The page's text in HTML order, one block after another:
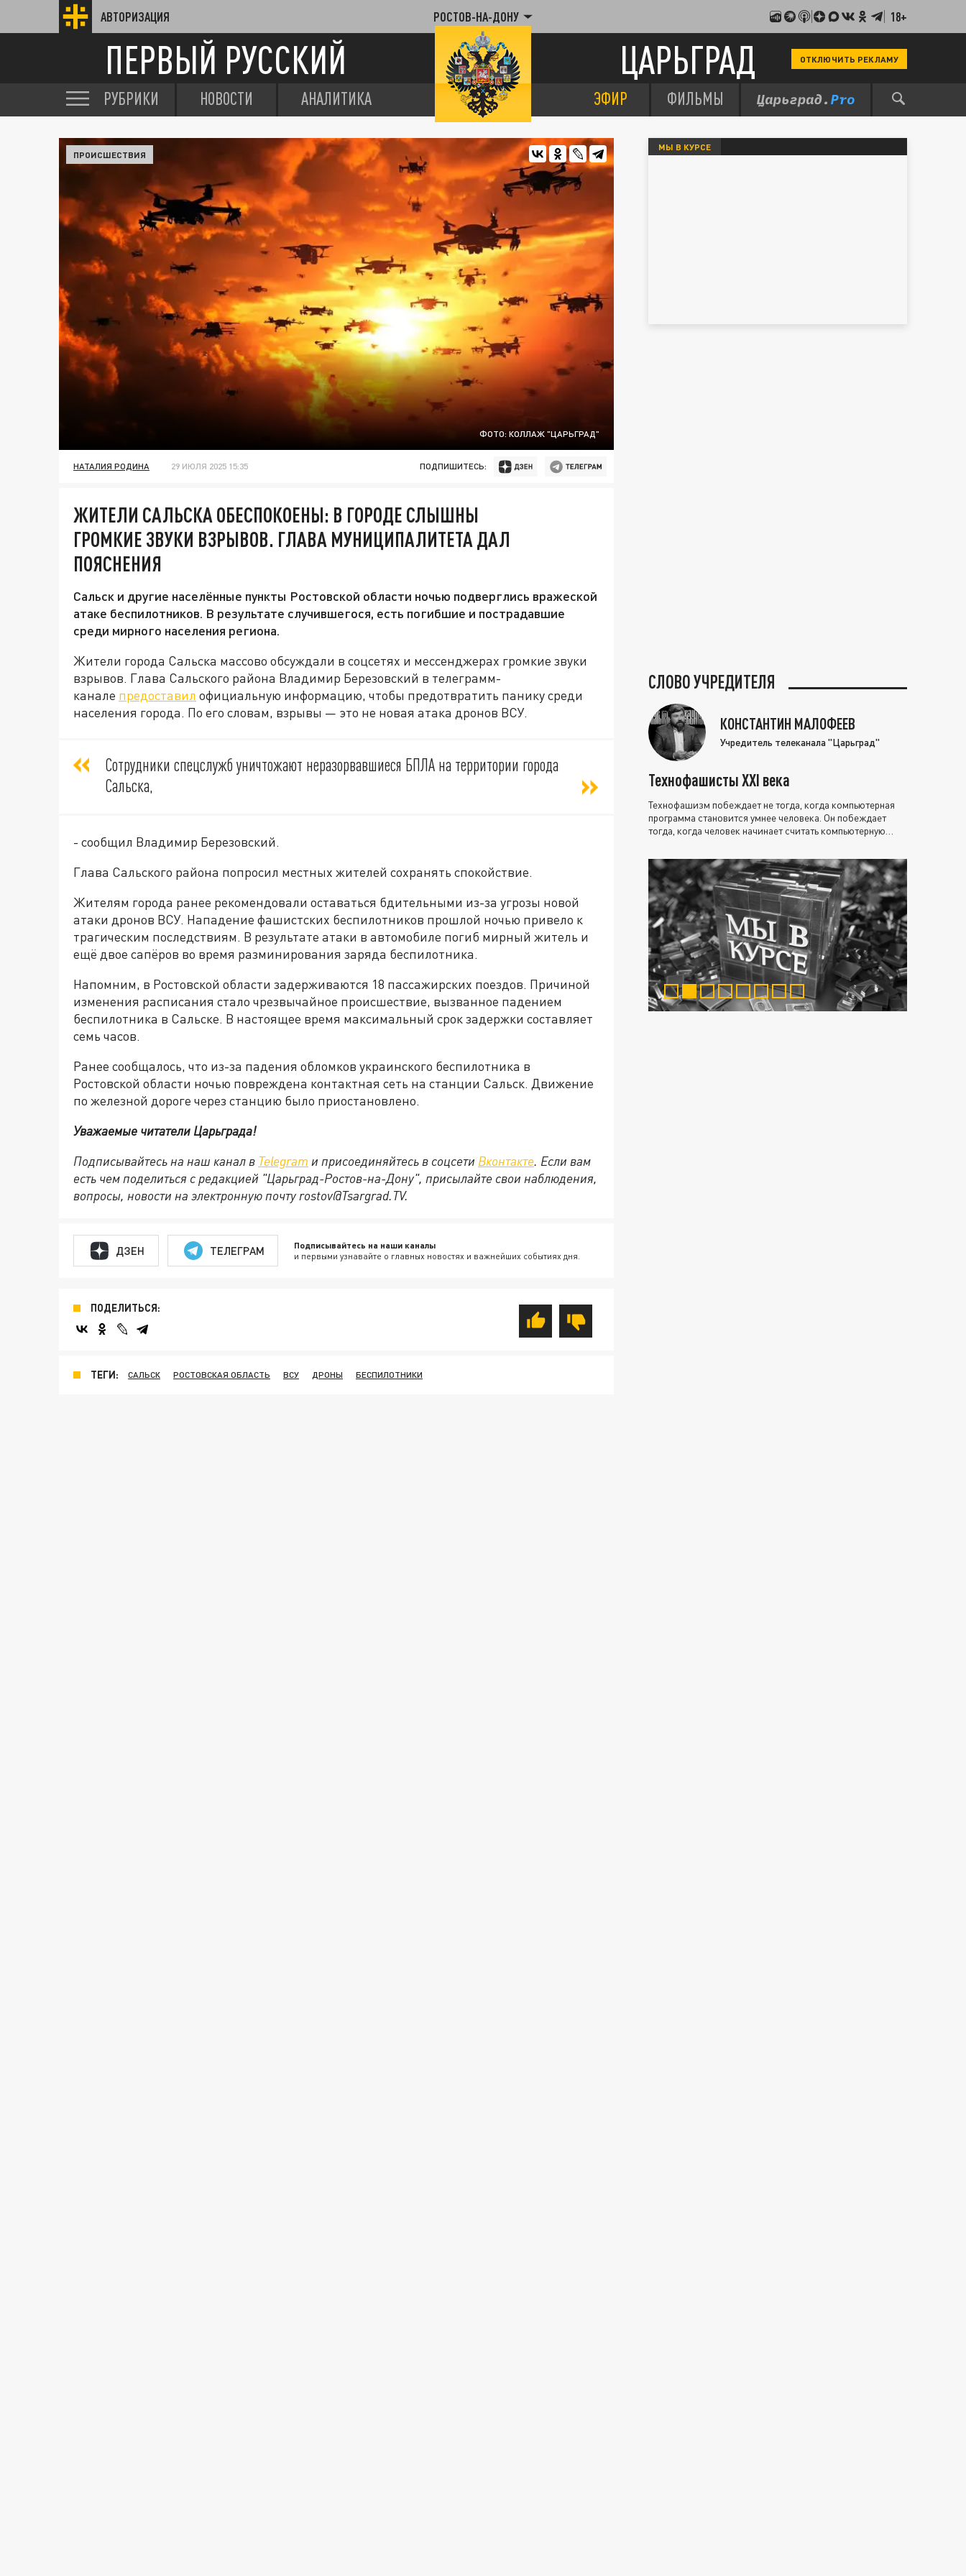
АВТОРИЗАЦИЯ РОСТОВ-НА-ДОНУ 18+
ПЕРВЫЙ РУССКИЙ ЦАРЬГРАД ОТКЛЮЧИТЬ РЕКЛАМУ
РУБРИКИ НОВОСТИ АНАЛИТИКА ЭФИР ФИЛЬМЫ
ФОТО: КОЛЛАЖ "ЦАРЬГРАД"
ПРОИСШЕСТВИЯ
НАТАЛИЯ РОДИНА 29 ИЮЛЯ 2025 15:35 ПОДПИШИТЕСЬ:
ЖИТЕЛИ САЛЬСКА ОБЕСПОКОЕНЫ: В ГОРОДЕ СЛЫШНЫ
ГРОМКИЕ ЗВУКИ ВЗРЫВОВ. ГЛАВА МУНИЦИПАЛИТЕТА ДАЛ
ПОЯСНЕНИЯ
Сальск и другие населённые пункты Ростовской области ночью подверглись вражеской
атаке беспилотников. В результате случившегося, есть погибшие и пострадавшие
среди мирного населения региона.
Жители города Сальска массово обсуждали в соцсетях и мессенджерах громкие звуки
взрывов. Глава Сальского района Владимир Березовский в телеграмм-
канале предоставил официальную информацию, чтобы предотвратить панику среди
населения города. По его словам, взрывы — это не новая атака дронов ВСУ.
Сотрудники спецслужб уничтожают неразорвавшиеся БПЛА на территории города
Сальска,
- сообщил Владимир Березовский.
Глава Сальского района попросил местных жителей сохранять спокойствие.
Жителям города ранее рекомендовали оставаться бдительными из-за угрозы новой
атаки дронов ВСУ. Нападение фашистских беспилотников прошлой ночью привело к
трагическим последствиям. В результате атаки в автомобиле погиб мирный житель и
ещё двое сапёров во время разминирования заряда беспилотника.
Напомним, в Ростовской области задерживаются 18 пассажирских поездов. Причиной
изменения расписания стало чрезвычайное происшествие, вызванное падением
беспилотника в Сальске. В настоящее время максимальный срок задержки составляет
семь часов.
Ранее сообщалось, что из-за падения обломков украинского беспилотника в
Ростовской области ночью повреждена контактная сеть на станции Сальск. Движение
по железной дороге через станцию было приостановлено.
Уважаемые читатели Царьграда!
Подписывайтесь на наш канал в Telegram и присоединяйтесь в соцсети Вконтакте. Если вам
есть чем поделиться с редакцией "Царьград-Ростов-на-Дону", присылайте свои наблюдения,
вопросы, новости на электронную почту rostov@Tsargrad.ТV.
ДЗЕН ТЕЛЕГРАМ Подписывайтесь на наши каналы
и первыми узнавайте о главных новостях и важнейших событиях дня.
ПОДЕЛИТЬСЯ:
ТЕГИ: САЛЬСК РОСТОВСКАЯ ОБЛАСТЬ ВСУ ДРОНЫ БЕСПИЛОТНИКИ
МЫ В КУРСЕ
СЛОВО УЧРЕДИТЕЛЯ
КОНСТАНТИН МАЛОФЕЕВ
Учредитель телеканала "Царьград"
Технофашисты XXI века
Технофашизм побеждает не тогда, когда компьютерная
программа становится умнее человека. Он побеждает
тогда, когда человек начинает считать компьютерную